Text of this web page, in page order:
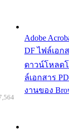
Adobe
DF ไฟล์เอก
ดาวน์โหลดโ
ล์เอกสาร
งานของ